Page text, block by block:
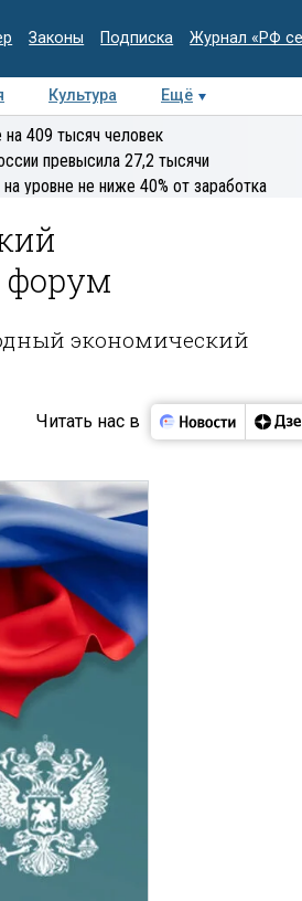
Законы Подписка Журнал «РФ
Культура
Ещё
Колумнисты
409 тысяч человек
превысила 27,2 тысячи
уровне не ниже 40% от заработка
форум
экономический
Читать нас в